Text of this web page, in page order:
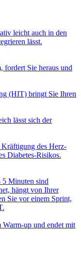
leicht auch in den
lässt.
fordert Sie heraus und
(HIT) bringt Sie Ihren
lässt sich der
Kräftigung des Herz-
Diabetes-Risikos.
5 Minuten sind
hängt von Ihrer
Sie vor einem Sprint,
up und endet mit